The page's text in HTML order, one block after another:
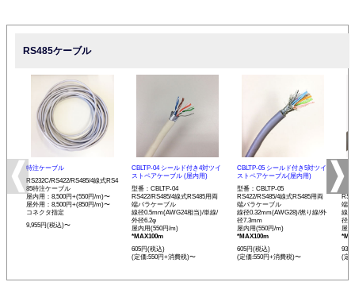
RS485ケーブル
特注ケーブル
RS232C/RS422/RS485/4線式RS4
85特注ケーブル
屋内用：8,500円+(550円/m)〜
屋外用：8,500円+(850円/m)〜
コネクタ指定
9,955円(税込)〜
CBLTP-04 シールド付き4対ツイ
ストペアケーブル (屋内用)
型番：CBLTP-04
RS422/RS485/4線式RS485用両
端バラケーブル
線径0.5mm(AWG24相当)/単線/
外径6.2φ
屋内用(550円/m)
*MAX100m
605円(税込)
(定価:550円+消費税)〜
CBLTP-05 シールド付き5対ツイ
ストペアケーブル(屋内用)
型番：CBLTP-05
RS422/RS485/4線式RS485用両
端バラケーブル
線径0.32mm(AWG28)/撚り線/外
径7.3mm
屋内用(550円/m)
*MAX100m
605円(税込)
(定価:550円+消費税)〜
イ
端
線
径
屋
935
(定